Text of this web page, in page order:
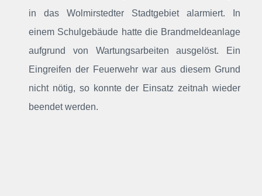
in das Wolmirstedter Stadtgebiet alarmiert. In
einem Schulgebäude hatte die Brandmeldeanlage
aufgrund von Wartungsarbeiten ausgelöst. Ein
Eingreifen der Feuerwehr war aus diesem Grund
nicht nötig, so konnte der Einsatz zeitnah wieder
beendet werden.